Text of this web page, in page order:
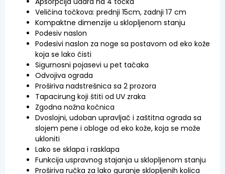
Veličina točkova: prednji 15cm, zadnji 17 cm
Kompaktne dimenzije u sklopljenom stanju
Podesiv naslon
Podesivi naslon za noge sa postavom od eko kože
koja se lako čisti
Sigurnosni pojasevi u pet tačaka
Odvojiva ograda
Proširiva nadstrešnica sa 2 prozora
Tapacirung koji štiti od UV zraka
Zgodna nožna kočnica
Dvoslojni, udoban upravljač i zaštitna ograda sa
slojem pene i obloge od eko kože, koja se može
ukloniti
Lako se sklapa i rasklapa
Funkcija uspravnog stajanja u sklopljenom stanju
Proširiva ručka za lako guranje sklopljenih kolica